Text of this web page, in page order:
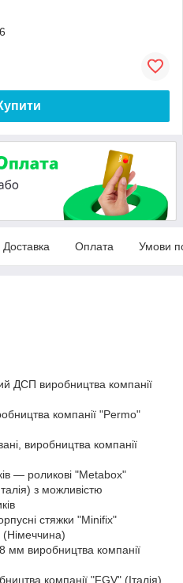
Доставка Оплата Умови
ДСП виробництва компанії
компанії "Permo"
виробництва компанії
— роликові "Metabox"
з можливістю
стяжки "Minifix"
(Німеччина)
мм виробництва компанії
компанії "FGV" (Італія)